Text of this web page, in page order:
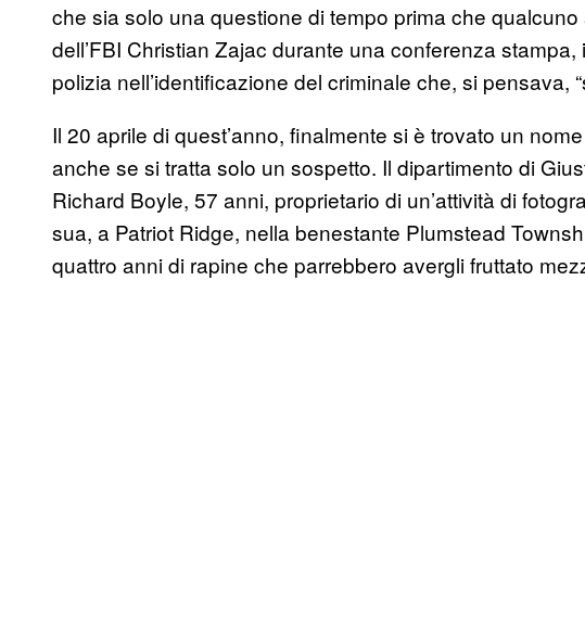
che sia solo una questione di tempo prima che qualcuno
dell’FBI Christian Zajac durante una conferenza
polizia nell’identificazione del criminale che, si pensava,
Il 20 aprile di quest’anno, finalmente si è trovato un
anche se si tratta solo un sospetto. Il dipartimento di
Richard Boyle, 57 anni, proprietario di un’attività di
sua, a Patriot Ridge, nella benestante Plumstead
quattro anni di rapine che parrebbero avergli fruttato